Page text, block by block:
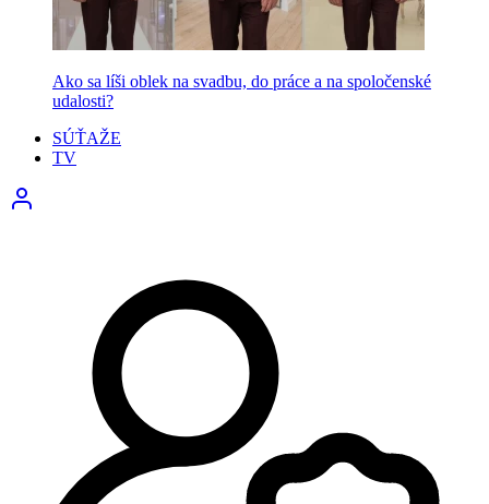
Ako sa líši oblek na svadbu, do práce a na spoločenské
udalosti?
SÚŤAŽE
TV